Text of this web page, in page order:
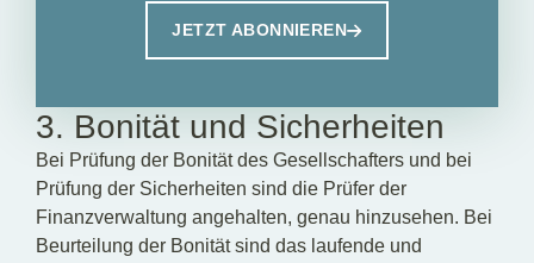
JETZT ABONNIEREN
3. Bonität und Sicherheiten
Bei Prüfung der Bonität des Gesellschafters und bei
Prüfung der Sicherheiten sind die Prüfer der
Finanzverwaltung angehalten, genau hinzusehen. Bei
Beurteilung der Bonität sind das laufende und